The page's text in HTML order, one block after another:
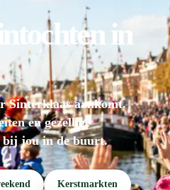
in
Sinterklaas aankomt.
en gezellige
bij jou in de buurt.
Kerstmarkten